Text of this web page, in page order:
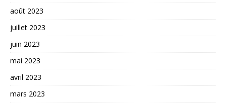
août 2023
juillet 2023
juin 2023
mai 2023
avril 2023
mars 2023